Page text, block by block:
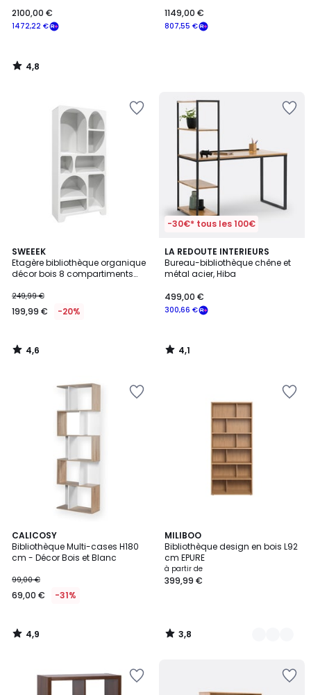
1472,22 €
2100,00 €
4,8
/
807,55 €
1149,00 €
SWEEEK
Etagère bibliothèque organique
décor bois 8 compartiments
249,99 €
199,99 € -20%
4,6
/ 5
4,6
/
-30€* tous les 100€
LA REDOUTE INTERIEURS
Bureau-bibliothèque chêne et
métal acier, Hiba
300,66 €
499,00 €
4,1
/ 5
4,1
/
CALICOSY
Bibliothèque Multi-cases H180
cm - Décor Bois et Blanc
99,00 €
69,00 € -31%
4,9
/ 5
4,9
/
MILIBOO
Bibliothèque design en bois L92
cm EPURE
à partir de
399,99 €
3,8
/ 5
2
Couleurs
3,8
/